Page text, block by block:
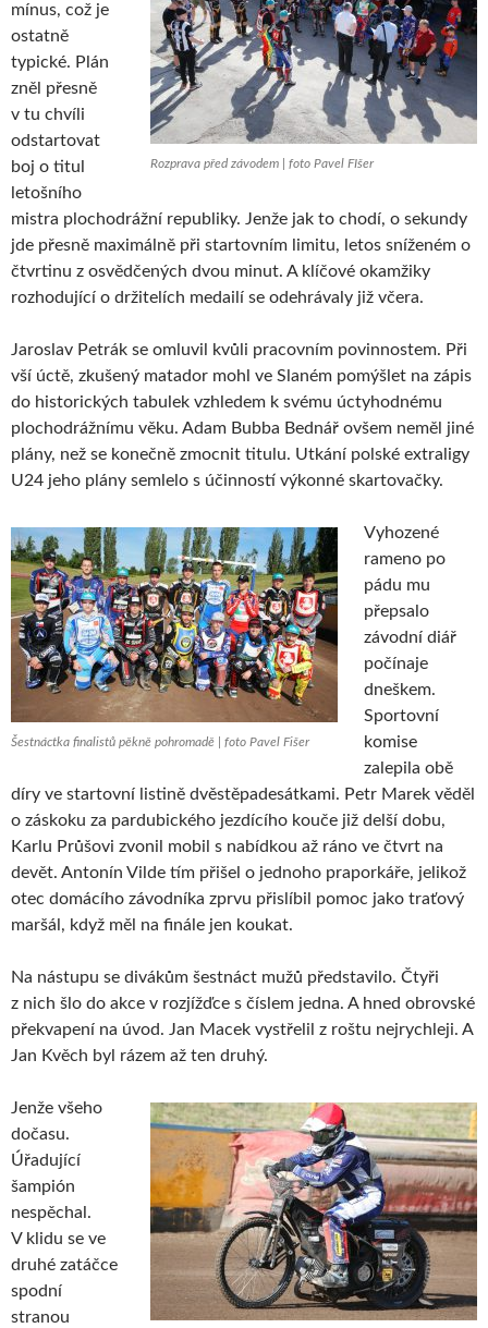
Rozprava před závodem | foto Pavel FIšer
mínus, což je
ostatně
typické. Plán
zněl přesně
v tu chvíli
odstartovat
boj o titul
letošního
mistra plochodrážní republiky. Jenže jak to chodí, o sekundy
jde přesně maximálně při startovním limitu, letos sníženém o
čtvrtinu z osvědčených dvou minut. A klíčové okamžiky
rozhodující o držitelích medailí se odehrávaly již včera.
Jaroslav Petrák se omluvil kvůli pracovním povinnostem. Při
vší úctě, zkušený matador mohl ve Slaném pomýšlet na zápis
do historických tabulek vzhledem k svému úctyhodnému
plochodrážnímu věku. Adam Bubba Bednář ovšem neměl jiné
plány, než se konečně zmocnit titulu. Utkání polské extraligy
U24 jeho plány semlelo s účinností výkonné skartovačky.
Šestnáctka finalistů pěkně pohromadě | foto Pavel Fišer
Vyhozené
rameno po
pádu mu
přepsalo
závodní diář
počínaje
dneškem.
Sportovní
komise
zalepila obě
díry ve startovní listině dvěstěpadesátkami. Petr Marek věděl
o záskoku za pardubického jezdícího kouče již delší dobu,
Karlu Průšovi zvonil mobil s nabídkou až ráno ve čtvrt na
devět. Antonín Vilde tím přišel o jednoho praporkáře, jelikož
otec domácího závodníka zprvu přislíbil pomoc jako traťový
maršál, když měl na finále jen koukat.
Na nástupu se divákům šestnáct mužů představilo. Čtyři
z nich šlo do akce v rozjížďce s číslem jedna. A hned obrovské
překvapení na úvod. Jan Macek vystřelil z roštu nejrychleji. A
Jan Kvěch byl rázem až ten druhý.
Jenže všeho
dočasu.
Úřadující
šampión
nespěchal.
V klidu se ve
druhé zatáčce
spodní
stranou